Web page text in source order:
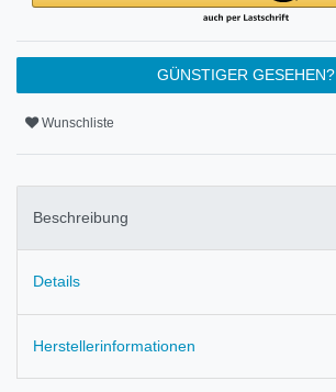
GÜNSTIGER GESEHEN?
Wunschliste
Beschreibung
Details
Herstellerinformationen